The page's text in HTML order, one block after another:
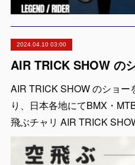
2024.04.10 03:00
AIR TRICK SHOW のショー
り、日本各地にてBMX・
飛ぶチャリ AIR TRICK